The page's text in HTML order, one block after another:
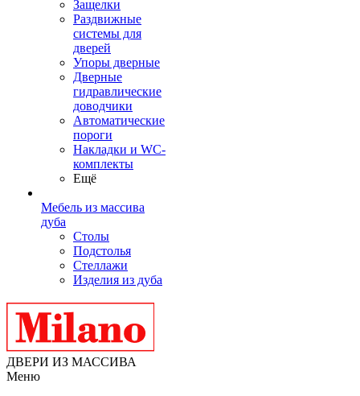
Защелки
Раздвижные
системы для
дверей
Упоры дверные
Дверные
гидравлические
доводчики
Автоматические
пороги
Накладки и WC-
комплекты
Ещё
Мебель из массива
дуба
Столы
Подстолья
Стеллажи
Изделия из дуба
ДВЕРИ ИЗ МАССИВА
Меню